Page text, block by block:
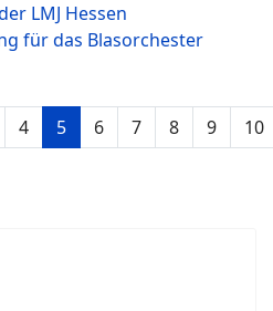
LMJ Hessen
für das Blasorchester
4 5 6 7 8 9 10